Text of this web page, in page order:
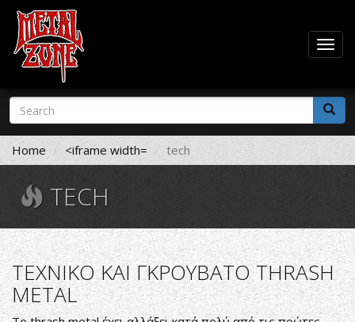
Skip
main
content
Search
form
Search
Home <iframe width= tech
TECH
ΤΕΧΝΙΚΟ ΚΑΙ ΓΚΡΟΥΒΑΤΟ THRASH
METAL